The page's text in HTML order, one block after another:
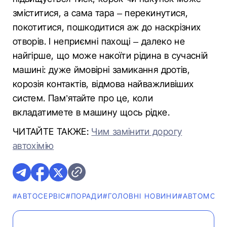
зміститися, а сама тара – перекинутися,
покотитися, пошкодитися аж до наскрізних
отворів. І неприємні пахощі – далеко не
найгірше, що може накоїти рідина в сучасній
машині: дуже ймовірні замикання дротів,
корозія контактів, відмова найважливіших
систем. Пам’ятайте про це, коли
вкладатимете в машину щось рідке.
ЧИТАЙТЕ ТАКЖЕ: Чим замінити дорогу
автохімію
#АВТОСЕРВІС#ПОРАДИ#ГОЛОВНІ НОВИНИ